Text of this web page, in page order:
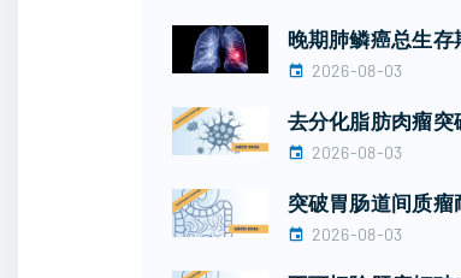
晚期肺鳞癌总生
2026-08-03
去分化脂肪肉瘤
2026-08-03
突破胃肠道间质
2026-08-03